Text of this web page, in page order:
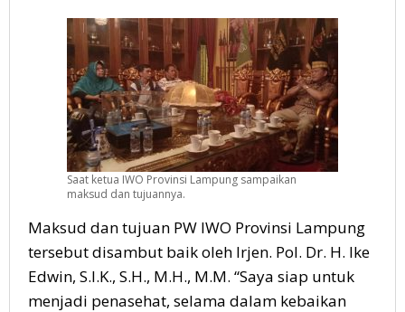
Saat ketua IWO Provinsi Lampung sampaikan
maksud dan tujuannya.
Maksud dan tujuan PW IWO Provinsi Lampung
tersebut disambut baik oleh Irjen. Pol. Dr. H. Ike
Edwin, S.I.K., S.H., M.H., M.M. “Saya siap untuk
menjadi penasehat, selama dalam kebaikan